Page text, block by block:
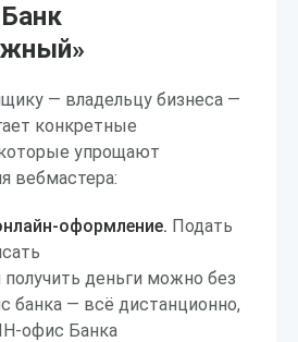
— владельцу бизнеса —
конкретные
упрощают
вебмастера:
оформление. Подать
деньги можно без
банка — всё дистанционно,
офис Банка